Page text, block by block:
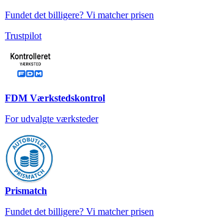
Fundet det billigere? Vi matcher prisen
Trustpilot
FDM Værkstedskontrol
For udvalgte værksteder
Prismatch
Fundet det billigere? Vi matcher prisen